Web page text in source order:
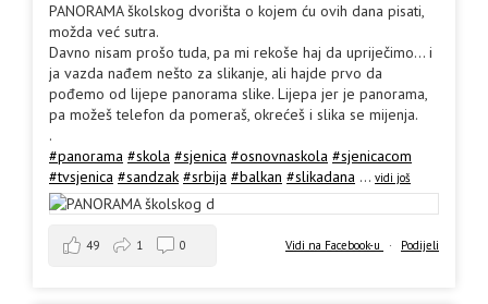
PANORAMA školskog dvorišta o kojem ću ovih dana pisati,
možda već sutra.
Davno nisam prošo tuda, pa mi rekoše haj da upriječimo... i
ja vazda nađem nešto za slikanje, ali hajde prvo da
pođemo od lijepe panorama slike. Lijepa jer je panorama,
pa možeš telefon da pomeraš, okrećeš i slika se mijenja.
.
#panorama #skola #sjenica #osnovnaskola #sjenicacom
#tvsjenica #sandzak #srbija #balkan #slikadana ... vidi još
Vidi na Facebook-u · Podijeli
49 1 0